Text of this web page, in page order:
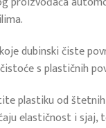
dubinski čiste
s plastičnih
plastiku od
elastičnost i sjaj,